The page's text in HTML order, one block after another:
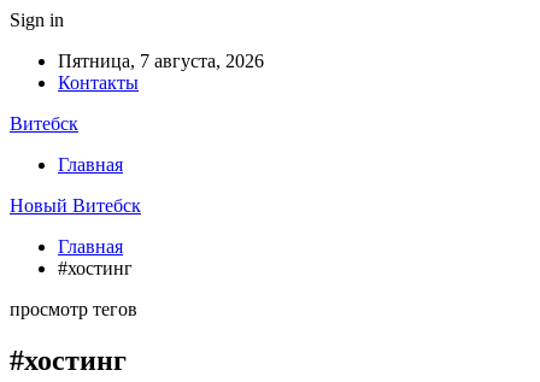
Sign in
Пятница, 7 августа, 2026
Контакты
Витебск
Главная
Новый Витебск
Главная
#хостинг
просмотр тегов
#хостинг